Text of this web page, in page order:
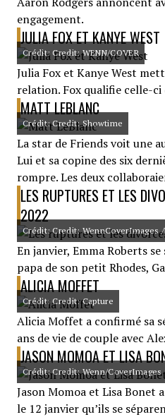
engagement.
JULIA FOX ET KANYE WEST
Crédit: Credit: WENN/COVER
Julia Fox et Kanye West
relation. Fox qualifie celle-ci
MATT LEBLANC
Crédit: Credit: Showtime
La star de Friends voit une
Lui et sa copine des six
rompre. Les deux
LES RUPTURES ET LES
2022
Crédit: Credit: WennCoverImages
En janvier, Emma Roberts
papa de son petit Rhodes,
ALICIA MOFFET
Crédit: Credit: Capture
Alicia Moffet a confirmé sa
ans de vie de couple avec
JASON MOMOA ET LISA
Crédit: Credit: Wenn/CoverImages
Jason Momoa et Lisa
le 12 janvier qu’ils se